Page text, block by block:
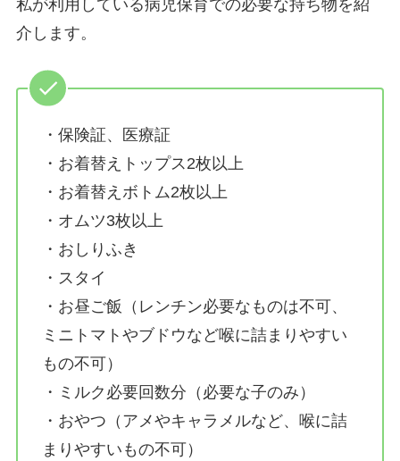
私が利用している病児保育での必要な持ち物を紹
介します。
・保険証、医療証
・お着替えトップス2枚以上
・お着替えボトム2枚以上
・オムツ3枚以上
・おしりふき
・スタイ
・お昼ご飯（レンチン必要なものは不可、
ミニトマトやブドウなど喉に詰まりやすい
もの不可）
・ミルク必要回数分（必要な子のみ）
・おやつ（アメやキャラメルなど、喉に詰
まりやすいもの不可）